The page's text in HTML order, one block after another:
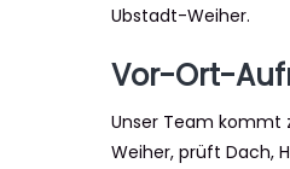
Ubstadt-Weiher.
Vor-Ort-
Unser Team kommt
Weiher, prüft Dach,